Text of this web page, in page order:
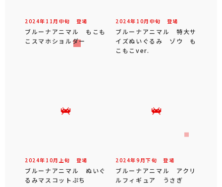
2024年 11 月 中旬 登場
ブルーナアニマル もこも
こスマホショルダー
2024年 10月 中旬 登場
ブルーナアニマル 特大サ
イズぬいぐるみ ゾウ も
こもこver.
2024年 10月 上旬 登場
ブルーナアニマル ぬいぐ
るみマスコットぷち
2024年9 月下旬 登場
ブルーナアニマル アクリ
ルフィギュア うさぎ